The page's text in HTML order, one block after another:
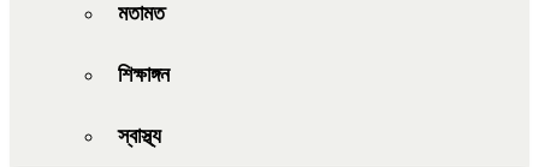
মতামত
শিক্ষাঙ্গন
স্বাস্থ্য